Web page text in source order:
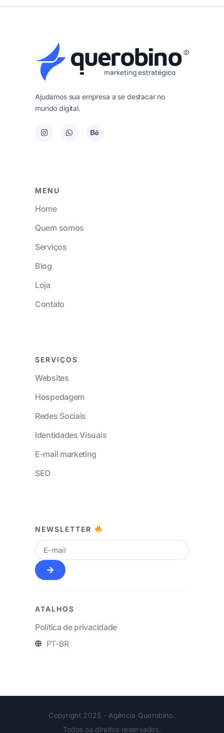
Ajudamos sua empresa a se destacar no
mundo digital.
MENU
Home
Quem somos
Serviços
Blog
Loja
Contato
SERVIÇOS
Websites
Hospedagem
Redes Sociais
Identidades Visuais
E-mail marketing
SEO
NEWSLETTER
ATALHOS
Política de privacidade
PT-BR
Copyright 2025 - Agência Querobino.
Todos os direitos reservados.